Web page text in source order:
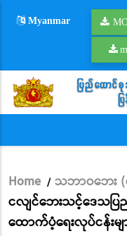
Myanmar
Breadcrumb
Home / သဘာဝဘေး (
ငလျင်ဘေးသင့်ဒေသပ
ထောက်ပံ့ရေးလုပ်ငန်းမ